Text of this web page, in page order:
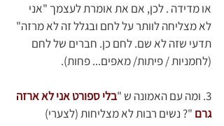
או מדידה . לכן, אם את אומרת לעצמך "אני
לא מצליחה לוותר על לחם ובגלל זה לא מרזה"
תדעי שזה לא שם. לחם כן. חברים של לחם
(לחמניות / פיתות/ מאפים... פחות).
3. ומה עם האמונה ש "
בלי ספורט אני לא ארזה
גרם "? נשים רבות לא מצליחות (לצערי)